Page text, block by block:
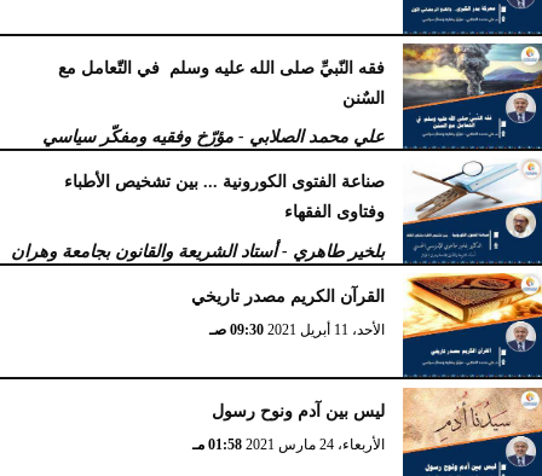
فقه النّبيِّ صلى الله عليه وسلم في التّعامل مع
السٌنن
علي محمد الصلابي - مؤرّخ وفقيه ومفكّر سياسي
الخميس، 29 أبريل 2021
صناعة الفتوى الكورونیة ... بین تشخیص الأطباء
وفتاوى الفقھاء
بلخير طاهري - أستاد الشريعة والقانون بجامعة وهران
بالجزائر
الإثنين، 26 أبريل 2021 11:51 صـ
القرآن الكريم مصدر تاريخي
الأحد، 11 أبريل 2021 09:30 صـ
ليس بين آدم ونوح رسول
الأربعاء، 24 مارس 2021 01:58 مـ